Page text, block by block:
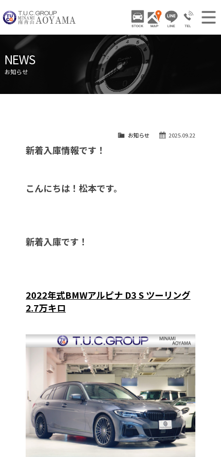
TUCグループ 南青山
STOCK ACCESS LINE 03-
NEWS INFO / ニュース
STOCK CAR LIST / 在庫車両情報
GALLERY / 販売車両ギャラリー
TRADE IN / 買取査定
NEWS
お知らせ
2025.09.22
お知らせ
新着入庫情報です！
こんにちは！松本です。
新着入庫です！
2022年式BMWアルピナ D3 S ツーリング
2.7万キロ